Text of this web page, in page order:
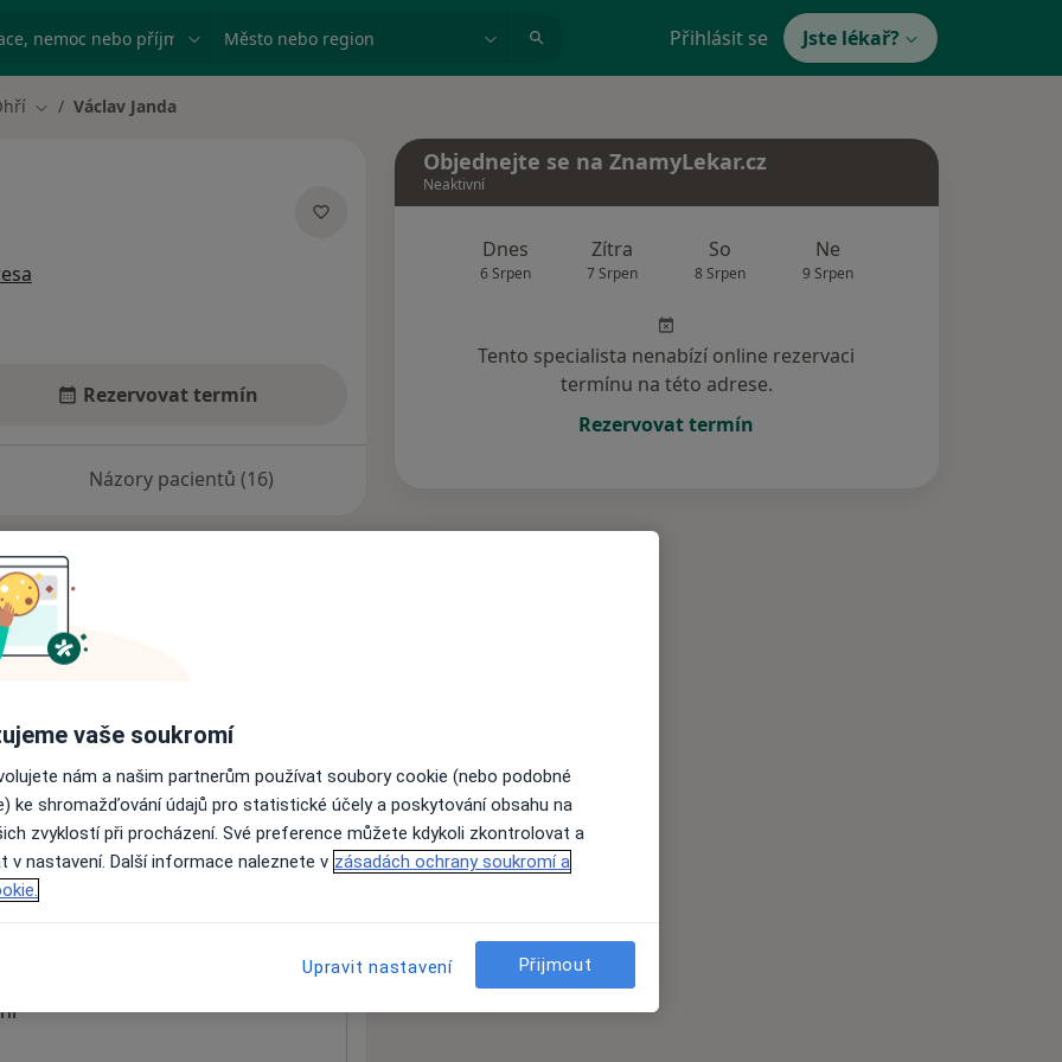
nemoc nebo příjmení Město nebo region Přihlásit se Jste lékař?
Změna města
Václav Janda
Rezervovat termín
Názory pacientů (16)
nejsou k dispozici
informace o svých službách.
Objednejte se na ZnamyLekar.cz
Neaktivní
Dnes
6 Srpen
Zítra
7 Srpen
So
8 Srpen
Ne
9 Srpen
Tento specialista nenabízí online rezervaci
termínu na této adrese.
Rezervovat termín
vaše soukromí
nám a našim partnerům používat soubory cookie (nebo podobné
ke shromažďování údajů pro statistické účely a poskytování obsahu na
zvyklostí při procházení. Své preference můžete kdykoli zkontrolovat a
v nastavení. Další informace naleznete v zásadách ochrany soukromí a
Upravit nastavení Přijmout